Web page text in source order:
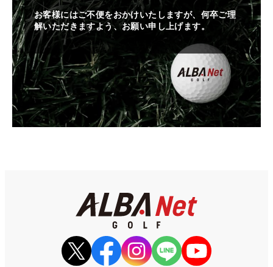
お客様にはご不便をおかけいたしますが、何卒ご理
解いただきますよう、お願い申し上げます。